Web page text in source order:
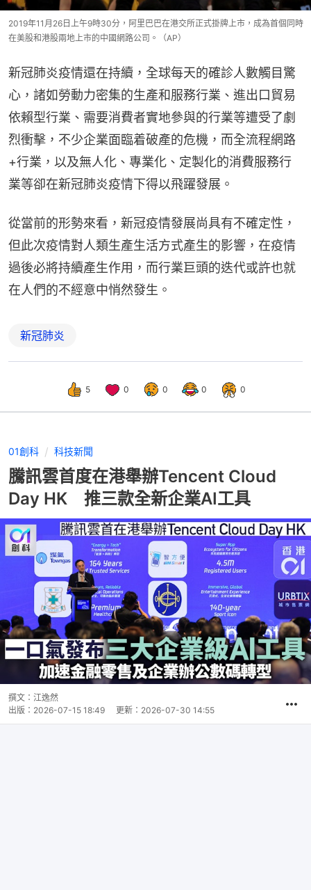
2019年11月26日上午9時30分，阿里巴巴在港交所正式掛牌上市，成為首個同時
在美股和港股兩地上市的中國網路公司。（AP）
新冠肺炎疫情還在持續，全球每天的確診人數觸目驚
心，諸如勞動力密集的生產和服務行業、進出口貿易
依賴型行業、需要消費者實地參與的行業等遭受了劇
烈衝擊，不少企業面臨着破產的危機，而全流程網路
+行業，以及無人化、專業化、定製化的消費服務行
業等卻在新冠肺炎疫情下得以飛躍發展。
從當前的形勢來看，新冠疫情發展尚具有不確定性，
但此次疫情對人類生產生活方式產生的影響，在疫情
過後必將持續產生作用，而行業巨頭的迭代或許也就
在人們的不經意中悄然發生。
新冠肺炎
5 0 0 0 0
01創科 科技新聞
騰訊雲首度在港舉辦Tencent Cloud
Day HK 推三款全新企業AI工具
撰文： 江逸然
出版： 2026-07-15 18:49 更新： 2026-07-30 14:55